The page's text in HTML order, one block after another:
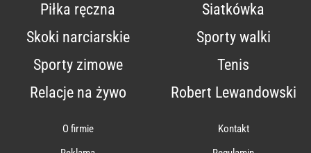
Piłka ręczna
Siatkówka
Skoki narciarskie
Sporty walki
Sporty zimowe
Tenis
Relacje na żywo
Robert Lewandowski
O firmie
Kontakt